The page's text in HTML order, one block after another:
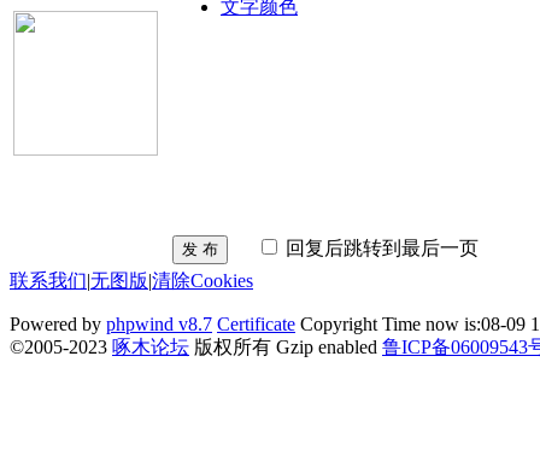
文字颜色
发 布
回复后跳转到最后一页
联系我们|无图版|清除Cookies
Powered by phpwind v8.7 Certificate Copyright Time now is:08-09
©2005-2023 啄木论坛 版权所有 Gzip enabled 鲁ICP备06009543